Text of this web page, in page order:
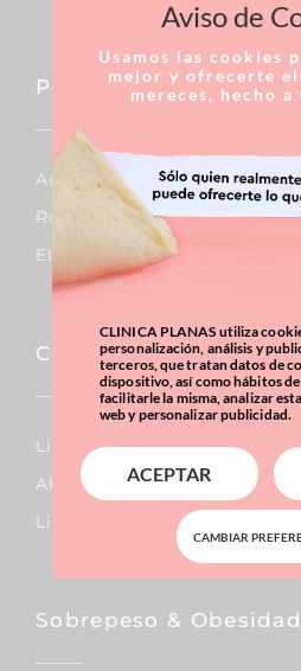
Pecho
Aumento De Pecho
Reducción De Pecho
Elevación De Pecho
Corporal
Lipo Vaser
Abdominoplastia
Liposucción
Sobrepeso & Obesidad
Aviso de
Usamos las cookies
mejor y ofrecerte
mereces, hecho
CLINICA PLANAS utiliza
personalización, análisis y
terceros, que tratan datos de
dispositivo, así como hábitos
facilitarle la misma, analizar
web y personalizar publicidad.
ACEPTAR
CAMBIAR